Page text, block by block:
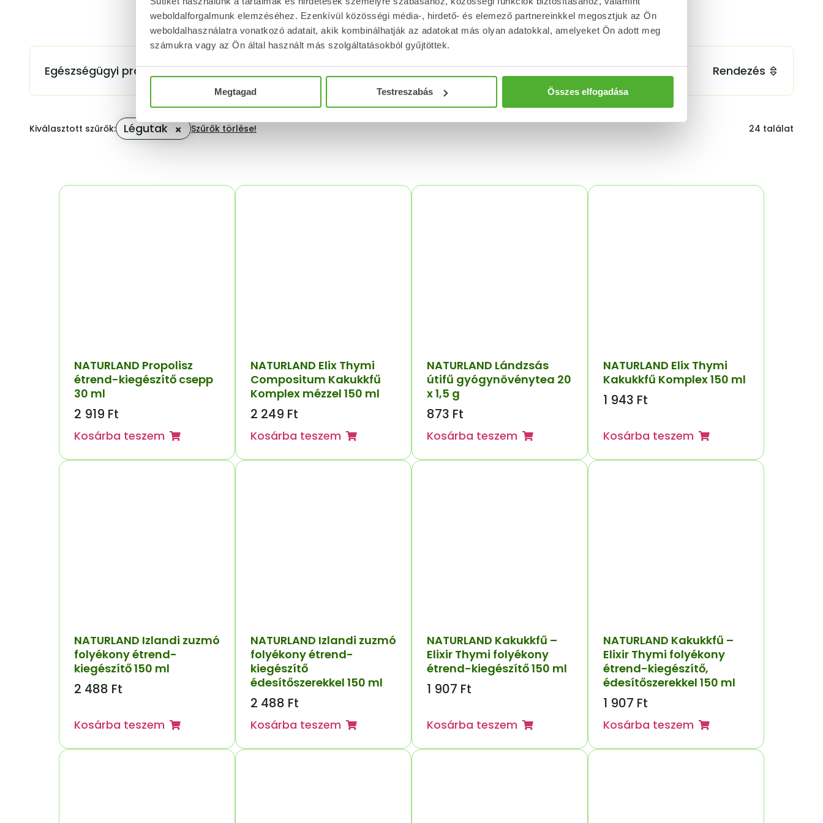
weboldalforgalmunk elemzéséhez. Ezenkívül közösségi média-, hirdető- és elemező partnereinkkel megosztjuk az Ön
weboldalhasználatra vonatkozó adatait, akik kombinálhatják az adatokat más olyan adatokkal, amelyeket Ön adott meg
számukra vagy az Ön által használt más szolgáltatásokból gyűjtöttek.
Megtagad Testreszabás Összes elfogadása
Egészségügyi problémák Termékcsalád Diéták Rendezés
Kiválasztott szűrők: Légutak Szűrők törlése! 24 találat
NATURLAND Propolisz
étrend-kiegészítő csepp
30 ml
2 919 Ft
Kosárba teszem
NATURLAND Elix Thymi
Compositum Kakukkfű
Komplex mézzel 150 ml
2 249 Ft
Kosárba teszem
NATURLAND Lándzsás
útifű gyógynövénytea 20
x 1,5 g
873 Ft
Kosárba teszem
NATURLAND Elix Thymi
Kakukkfű Komplex 150 ml
1 943 Ft
Kosárba teszem
NATURLAND Izlandi zuzmó
folyékony étrend-
kiegészítő 150 ml
2 488 Ft
Kosárba teszem
NATURLAND Izlandi zuzmó
folyékony étrend-
kiegészítő
édesítőszerekkel 150 ml
2 488 Ft
Kosárba teszem
NATURLAND Kakukkfű –
Elixir Thymi folyékony
étrend-kiegészítő 150 ml
1 907 Ft
Kosárba teszem
NATURLAND Kakukkfű –
Elixir Thymi folyékony
étrend-kiegészítő,
édesítőszerekkel 150 ml
1 907 Ft
Kosárba teszem